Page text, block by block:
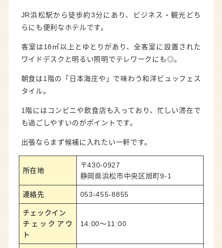
JR浜松駅から徒歩約3分にあり、ビジネス・観光どち
らにも便利なホテルです。
客室は18㎡以上とゆとりがあり、全客室に設置された
ワイドデスクと明るい照明でテレワークにも◎。
朝食は1階の「日本海庄や」で味わう和洋ビュッフェス
タイル。
1階にはコンビニや飲食店も入っており、忙しい滞在で
も過ごしやすいのがポイントです。
出張ならまず候補に入れたい一軒です。
所在地
〒430-0927
静岡県浜松市中央区旭町9-1
連絡先 053-455-8855
チェックイン
チェックアウ
ト
14:00～11:00